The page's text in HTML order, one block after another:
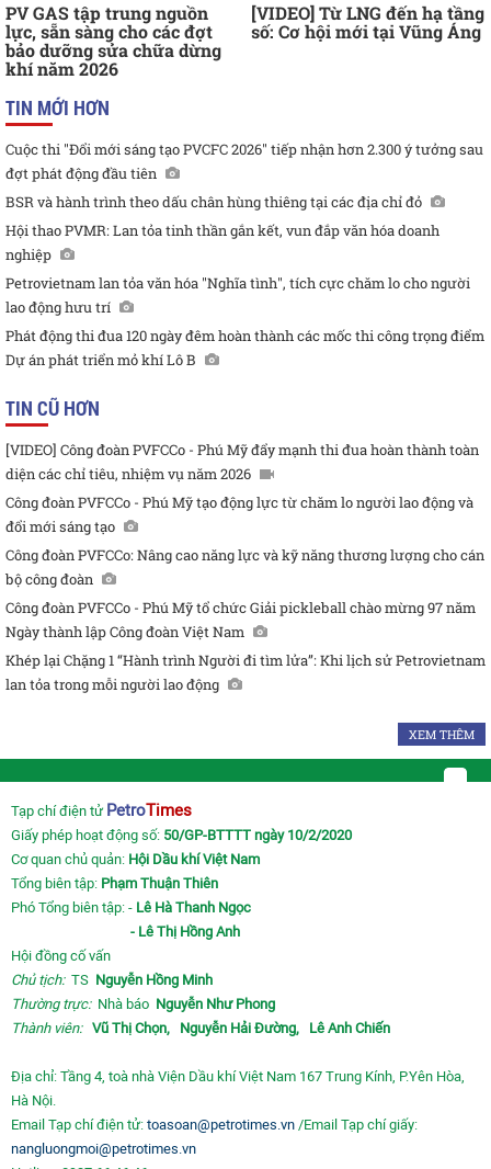
PV GAS tập trung nguồn
lực, sẵn sàng cho các đợt
bảo dưỡng sửa chữa dừng
khí năm 2026
[VIDEO] Từ LNG đến hạ tầng
số: Cơ hội mới tại Vũng Áng
TIN MỚI HƠN
Cuộc thi "Đổi mới sáng tạo PVCFC 2026" tiếp nhận hơn 2.300 ý tưởng sau
đợt phát động đầu tiên
BSR và hành trình theo dấu chân hùng thiêng tại các địa chỉ đỏ
Hội thao PVMR: Lan tỏa tinh thần gắn kết, vun đắp văn hóa doanh
nghiệp
Petrovietnam lan tỏa văn hóa "Nghĩa tình", tích cực chăm lo cho người
lao động hưu trí
Phát động thi đua 120 ngày đêm hoàn thành các mốc thi công trọng điểm
Dự án phát triển mỏ khí Lô B
TIN CŨ HƠN
[VIDEO] Công đoàn PVFCCo - Phú Mỹ đẩy mạnh thi đua hoàn thành toàn
diện các chỉ tiêu, nhiệm vụ năm 2026
Công đoàn PVFCCo - Phú Mỹ tạo động lực từ chăm lo người lao động và
đổi mới sáng tạo
Công đoàn PVFCCo: Nâng cao năng lực và kỹ năng thương lượng cho cán
bộ công đoàn
Công đoàn PVFCCo - Phú Mỹ tổ chức Giải pickleball chào mừng 97 năm
Ngày thành lập Công đoàn Việt Nam
Khép lại Chặng 1 “Hành trình Người đi tìm lửa”: Khi lịch sử Petrovietnam
lan tỏa trong mỗi người lao động
XEM THÊM
Tạp chí điện tử PetroTimes
Giấy phép hoạt động số: 50/GP-BTTTT ngày 10/2/2020
Cơ quan chủ quản: Hội Dầu khí Việt Nam
Tổng biên tập: Phạm Thuận Thiên
Phó Tổng biên tập: - Lê Hà Thanh Ngọc
- Lê Thị Hồng Anh
Hội đồng cố vấn
Chủ tịch:TS Nguyễn Hồng Minh
Thường trực: Nhà báo Nguyễn Như Phong
Thành viên: Vũ Thị Chọn, Nguyễn Hải Đường, Lê Anh Chiến
Địa chỉ: Tầng 4, toà nhà Viện Dầu khí Việt Nam 167 Trung Kính, P.Yên Hòa,
Hà Nội.
Email Tạp chí điện tử: toasoan@petrotimes.vn /Email Tạp chí giấy:
nangluongmoi@petrotimes.vn